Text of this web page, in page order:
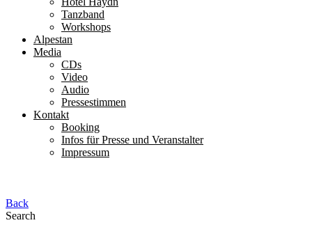
Tanzband
Workshops
Alpestan
Media
CDs
Video
Audio
Pressestimmen
Kontakt
Booking
Infos für Presse und Veranstalter
Impressum
Back
Search